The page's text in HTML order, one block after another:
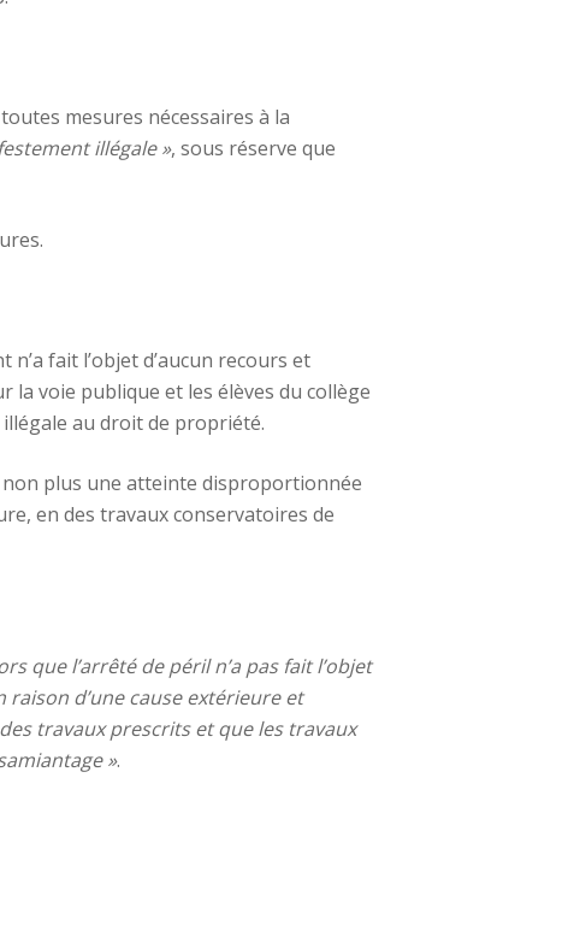
mesures nécessaires à la
illégale », sous réserve que
fait l’objet d’aucun recours et
voie publique et les élèves du collège
au droit de propriété.
non plus une atteinte disproportionnée
en des travaux conservatoires de
que l’arrêté de péril n’a pas fait l’objet
raison d’une cause extérieure et
travaux prescrits et que les travaux
».